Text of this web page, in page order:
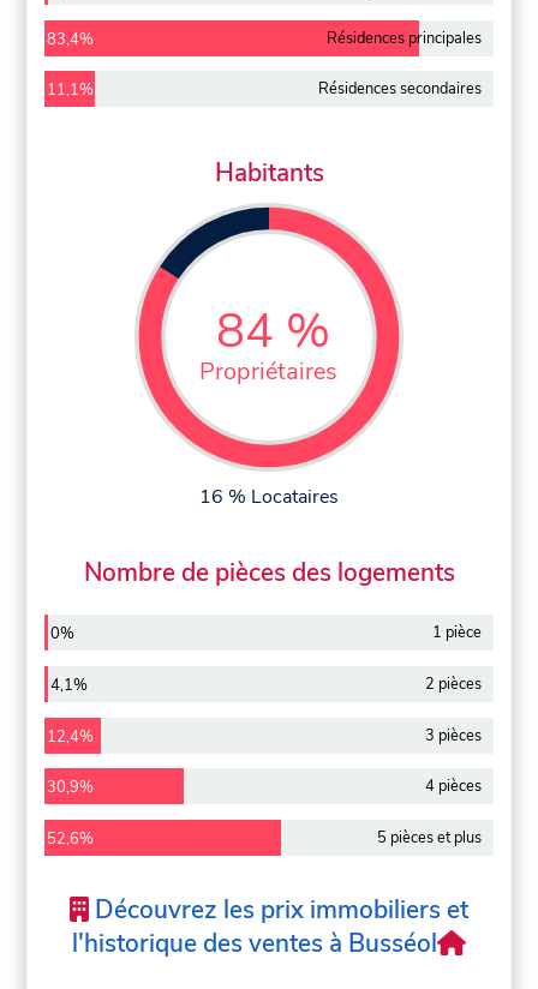
83,4% Résidences principales
11,1% Résidences secondaires
Habitants
84 %
Propriétaires
16 % Locataires
Nombre de pièces des logements
0% 1 pièce
4,1% 2 pièces
12,4% 3 pièces
30,9% 4 pièces
52,6% 5 pièces et plus
Découvrez les prix immobiliers et
l'historique des ventes à Busséol